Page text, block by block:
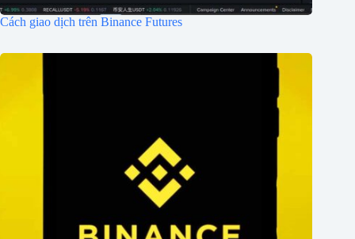
Cách giao dịch trên Binance Futures